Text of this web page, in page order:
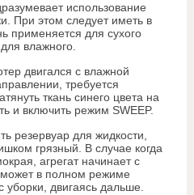
использование
При этом следует иметь в
применяется для сухого
влажного.
двигался с влажной
требуется
ткань синего цвета на
и включить режим SWEEP.
резервуар для жидкости,
грязный. В случае когда
агрегат начинает с
в полном режиме
уборки, двигаясь дальше.